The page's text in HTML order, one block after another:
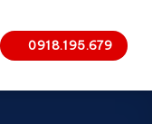
0918.195.679